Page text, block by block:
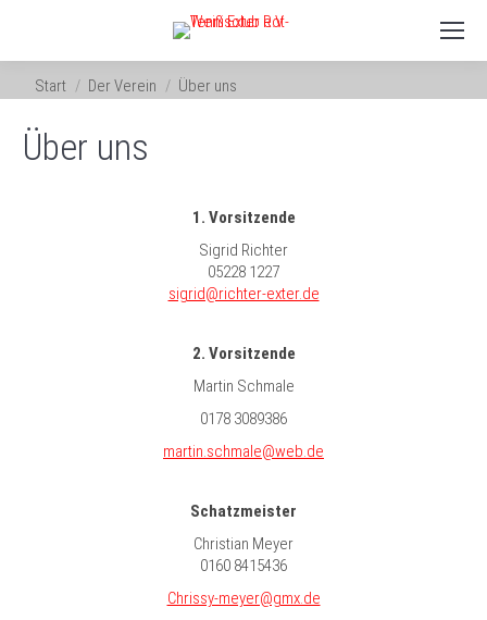
Sie befinden sich hier:
Start Der Verein Über uns
Über uns
1. Vorsitzende
Sigrid Richter
05228 1227
sigrid@richter-exter.de
2. Vorsitzende
Martin Schmale
0178 3089386
martin.schmale@web.de
Schatzmeister
Christian Meyer
0160 8415436
Chrissy-meyer@gmx.de